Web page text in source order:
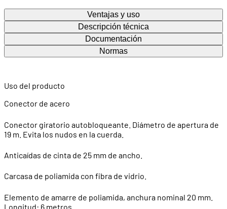
Ventajas y uso
Descripción técnica
Documentación
Normas
Uso del producto
Conector de acero
Conector giratorio autobloqueante. Diámetro de apertura de
19 m. Evita los nudos en la cuerda.
Anticaídas de cinta de 25 mm de ancho.
Carcasa de poliamida con fibra de vidrio.
Elemento de amarre de poliamida, anchura nominal 20 mm.
Longitud: 6 metros